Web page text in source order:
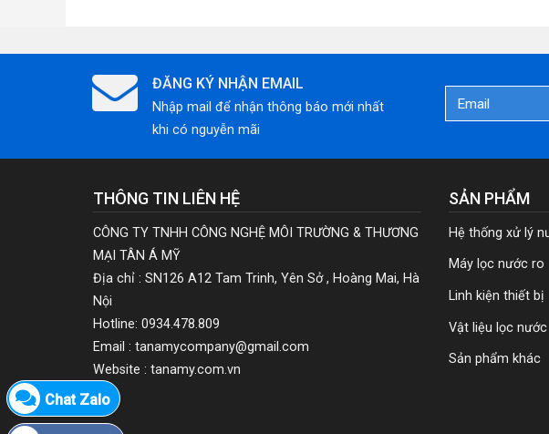
ĐĂNG KÝ NHẬN EMAIL
Nhập mail để nhận thông báo mới nhất
khi có nguyễn mãi
THÔNG TIN LIÊN HỆ
CÔNG TY TNHH CÔNG NGHỆ MÔI TRƯỜNG & THƯƠNG
MẠI TÂN Á MỸ
Địa chỉ : SN126 A12 Tam Trinh, Yên Sở , Hoàng Mai, Hà
Nội
Hotline: 0934.478.809
Email : tanamycompany@gmail.com
Website : tanamy.com.vn
SẢN PHẨM
Hệ thống xử lý
Máy lọc nước ro
Linh kiện thiết bị
Vật liệu lọc nước
Sản phẩm khác
Chat Zalo